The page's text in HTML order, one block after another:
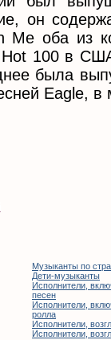
он
Me оба из
Hot 100 в
была
Eagle, в
Музыканты по
Дети-музыканты
Исполнители,
песен
Исполнители,
ролла
Исполнители,
Исполнители,